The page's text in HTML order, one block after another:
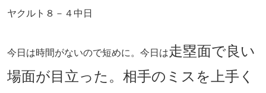
ヤクルト８－４中日
今日は時間がないので短めに。今日は走塁面で良い
場面が目立った。相手のミスを上手く